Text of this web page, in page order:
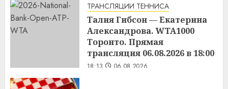
ТРАНСЛЯЦИИ ТЕННИСА
Талия Гибсон — Екатерина
Александрова. WTA1000
Торонто. Прямая
трансляция 06.08.2026 в 18:00
18:13 06.08.2026